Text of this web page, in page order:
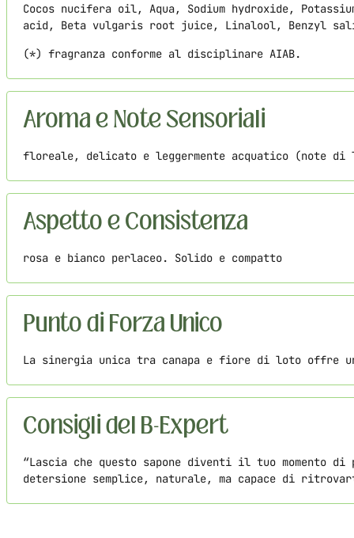
Cocos nucifera oil, Aqua, Sodium hydroxide,
acid, Beta vulgaris root juice, Linalool, Benzyl
(*) fragranza conforme al disciplinare AIAB.
Aroma e Note Sensoriali
floreale, delicato e leggermente acquatico (note di
Aspetto e Consistenza
rosa e bianco perlaceo. Solido e compatto
Punto di Forza Unico
La sinergia unica tra canapa e fiore di loto offre
Consigli del B-Expert
“Lascia che questo sapone diventi il tuo momento
detersione semplice, naturale, ma capace di